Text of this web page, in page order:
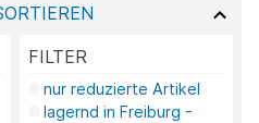
FILTER
nur reduzierte Artikel
lagernd in Freiburg -